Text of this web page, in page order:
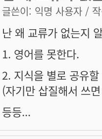
글쓴이: 익명 사용자 /
난 왜 교류가 없는지
1. 영어를 못한다.
2. 지식을 별로 공유
(자기만 삽질해서 쓰
등등...